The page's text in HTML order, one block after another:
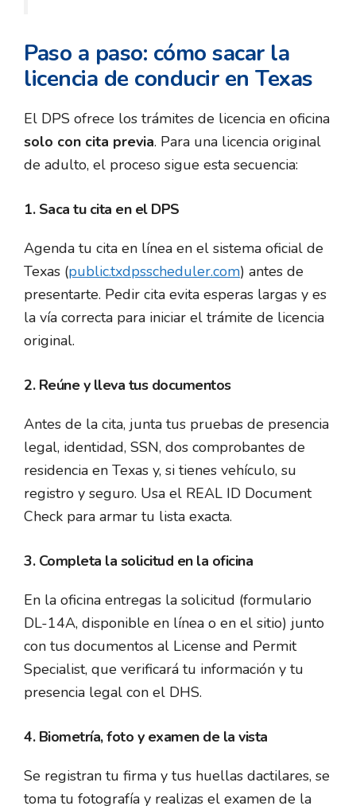
Paso a paso: cómo sacar la
licencia de conducir en Texas
El DPS ofrece los trámites de licencia en oficina
solo con cita previa. Para una licencia original
de adulto, el proceso sigue esta secuencia:
1. Saca tu cita en el DPS
Agenda tu cita en línea en el sistema oficial de
Texas (public.txdpsscheduler.com) antes de
presentarte. Pedir cita evita esperas largas y es
la vía correcta para iniciar el trámite de licencia
original.
2. Reúne y lleva tus documentos
Antes de la cita, junta tus pruebas de presencia
legal, identidad, SSN, dos comprobantes de
residencia en Texas y, si tienes vehículo, su
registro y seguro. Usa el REAL ID Document
Check para armar tu lista exacta.
3. Completa la solicitud en la oficina
En la oficina entregas la solicitud (formulario
DL-14A, disponible en línea o en el sitio) junto
con tus documentos al License and Permit
Specialist, que verificará tu información y tu
presencia legal con el DHS.
4. Biometría, foto y examen de la vista
Se registran tu firma y tus huellas dactilares, se
toma tu fotografía y realizas el examen de la